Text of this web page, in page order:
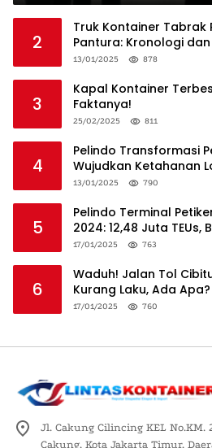
2
Truk Kontainer Tabrak
Pantura: Kronologi
13/01/2025 878
3
Kapal Kontainer
Faktanya!
25/02/2025 811
4
Pelindo Transformasi
Wujudkan Ketahanan
Global
13/01/2025 790
5
Pelindo Terminal
2024: 12,48 Juta TEUs,
Logistik Nasional
17/01/2025 763
6
Waduh! Jalan Tol
Kurang Laku, Ada Apa?
17/01/2025 760
Jl. Cakung Cilincing KEL No.KM.
Cakung, Kota Jakarta Timur,